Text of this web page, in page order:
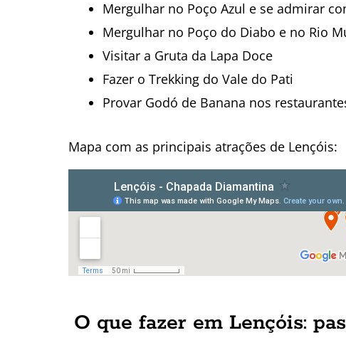
Mergulhar no Poço Azul e se admirar
Mergulhar no Poço do Diabo e no Rio
Visitar a Gruta da Lapa Doce
Fazer o Trekking do Vale do Pati
Provar Godó de Banana nos
Mapa com as principais atrações de Lençóis:
O que fazer em Lençóis: